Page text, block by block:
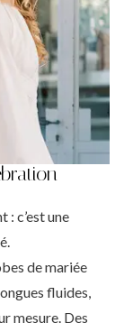
: c’est une
de mariée
fluides,
mesure. Des